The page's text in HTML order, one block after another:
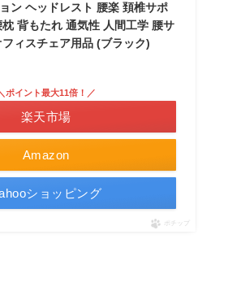
ン ヘッドレスト 腰楽 頚椎サポ
背もたれ 通気性 人間工学 腰サ
ィスチェア用品 (ブラック)
Amazon
ポイント最大11倍！／
楽天市場
ショッピング
ポチップ